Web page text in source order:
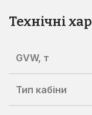
Технічні
GVW, т
Тип кабіни